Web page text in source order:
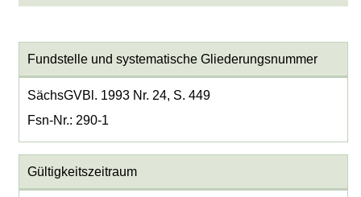
Fundstelle und systematische Gliederungsnummer
SächsGVBl. 1993 Nr. 24, S. 449
Fsn-Nr.: 290-1
Gültigkeitszeitraum